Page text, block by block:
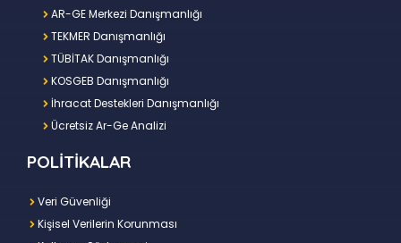
AR-GE Merkezi Danışmanlığı
TEKMER Danışmanlığı
TÜBİTAK Danışmanlığı
KOSGEB Danışmanlığı
İhracat Destekleri Danışmanlığı
Ücretsiz Ar-Ge Analizi
POLİTİKALAR
Veri Güvenliği
Kişisel Verilerin Korunması